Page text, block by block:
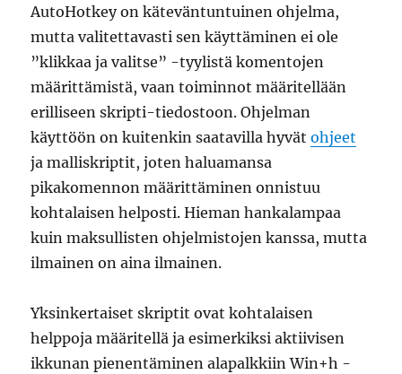
AutoHotkey on käteväntuntuinen ohjelma,
mutta valitettavasti sen käyttäminen ei ole
”klikkaa ja valitse” -tyylistä komentojen
määrittämistä, vaan toiminnot määritellään
erilliseen skripti-tiedostoon. Ohjelman
käyttöön on kuitenkin saatavilla hyvätohjeet
ja malliskriptit, joten haluamansa
pikakomennon määrittäminen onnistuu
kohtalaisen helposti. Hieman hankalampaa
kuin maksullisten ohjelmistojen kanssa, mutta
ilmainen on aina ilmainen.
Yksinkertaiset skriptit ovat kohtalaisen
helppoja määritellä ja esimerkiksi aktiivisen
ikkunan pienentäminen alapalkkiin Win+h -